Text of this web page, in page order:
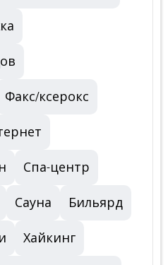
Факс/ксерокс
Спа-центр
Сауна Бильярд
Хайкинг